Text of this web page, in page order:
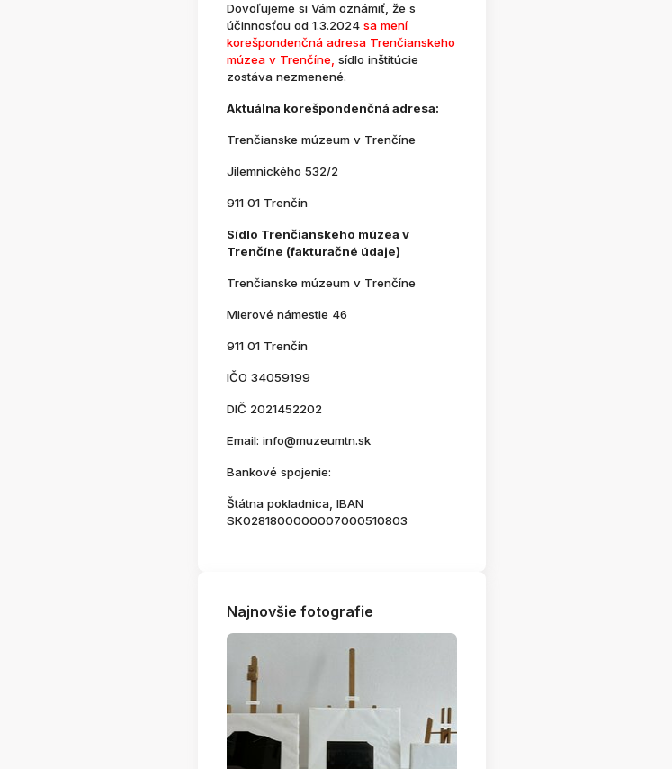
Dovoľujeme si Vám oznámiť, že s
účinnosťou od 1.3.2024 sa mení
korešpondenčná adresa Trenčianskeho
múzea v Trenčíne, sídlo inštitúcie
zostáva nezmenené.
Aktuálna korešpondenčná adresa:
Trenčianske múzeum v Trenčíne
Jilemnického 532/2
911 01 Trenčín
Sídlo Trenčianskeho múzea v
Trenčíne (fakturačné údaje)
Trenčianske múzeum v Trenčíne
Mierové námestie 46
911 01 Trenčín
IČO 34059199
DIČ 2021452202
Email: info@muzeumtn.sk
Bankové spojenie:
Štátna pokladnica, IBAN
SK0281800000007000510803
Najnovšie fotografie